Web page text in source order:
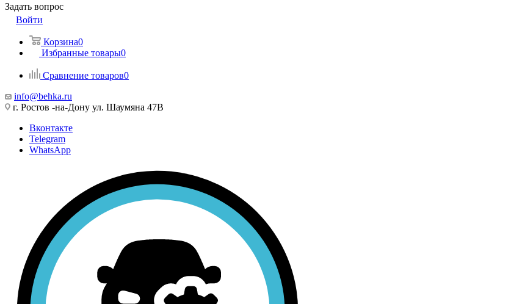
Задать вопрос
Войти
Корзина0
Избранные товары0
Сравнение товаров0
info@behka.ru
г. Ростов -на-Дону ул. Шаумяна 47В
Вконтакте
Telegram
WhatsApp